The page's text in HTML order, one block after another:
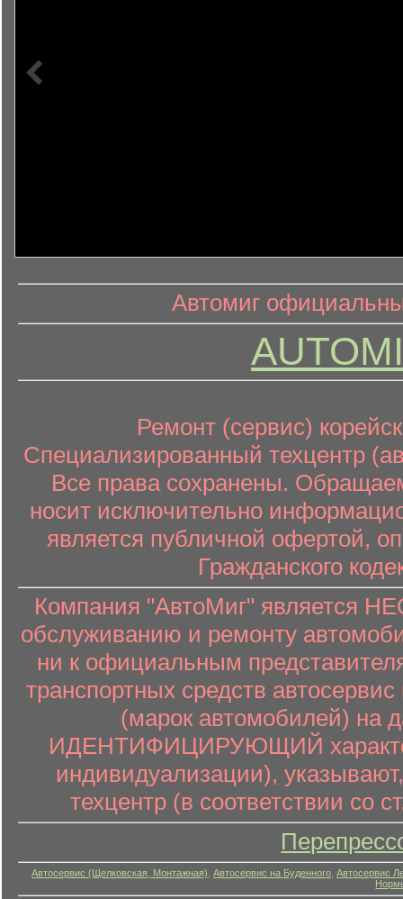
информационный контент
Автомиг
Ремонт (сервис)
Специализированный техцентр
Все права сохранены.
носит исключительно
является публичной офертой,
Гражданского
Компания "АвтоМиг" является
обслуживанию и ремонту
ни к официальным
транспортных средств
(марок автомобилей) на
ИДЕНТИФИЦИРУЮЩИЙ характер
индивидуализации),
техцентр (в соответствии со
Автосервис (Щелковская, Монтажная) Автосервис на Буденного Автосервис